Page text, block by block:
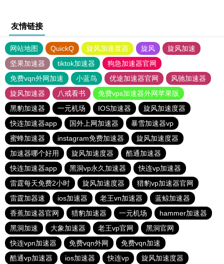
友情链接
网站地图 QuickQ 旋风加速度器 旋风
旋风加速
坚果加速器
tiktok加速器
狗急加速器官网
免费vqn外网加速
小蓝鸟 优途加速器官网
风驰加速器
旋风加速器
八戒看书
免费vps加速器外网苹果版
黑豹加速器
一元机场 IOS加速器
旋风加速度器
快连加速器app
国外上网加速器
暴雪加速器vp
蜜蜂加速器
instagram免费加速器
旋风加速度器
加速器哪个好用
旋风加速度器
酷通加速器
快连加速器app
黑洞vp永久加速器
快连vp加速器
雷霆每天免费2小时
旋风加速度器
猎豹vp加速器官网
雷霆加器速
ios加速器 老王vn加速器
蓝鲸加速器
香蕉加速器官网
猎豹加速器 一元机场
hammer加速器
黑洞加速
大象加速器 老王vp官网
黑洞官网
快连vρn加速器
免费vqn外网
免费vqn加速
酷通vp加速器
ios加速器 快连vp 旋风加速度器